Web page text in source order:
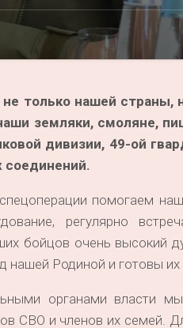
только нашей страны,
земляки, смоляне,
дивизии, 49-ой
соединений.
помогаем
регулярно
бойцов очень высокий
нашей Родиной и готовы
органами власти
СВО и членов их семей.